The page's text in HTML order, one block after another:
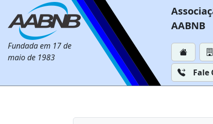
Fundada em 17 de
maio de 1983
AABNB
Fale